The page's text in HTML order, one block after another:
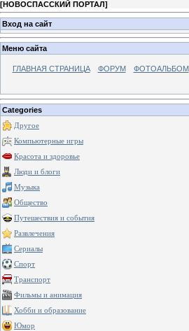
[НОВОСПАССКИЙ ПОРТАЛ]
Вход на сайт
Меню сайта
ГЛАВНАЯ СТРАНИЦА ФОРУМ ФОТОАЛЬБОМ
Categories
Другое
Компьютерные игры
Красота и здоровье
Люди и блоги
Музыка
Общество
Путешествия и события
Развлечения
Сериалы
Спорт
Транспорт
Фильмы и анимация
Хобби и образование
Юмор